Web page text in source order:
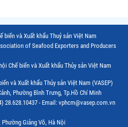
biến và Xuất khẩu Thuỷ sản Việt Nam
of Seafood Exporters and Producers
Chế biến và Xuất khẩu Thủy sản Việt Nam
và Xuất khẩu Thủy sản Việt Nam (VASEP)
Phường Bình Trưng, Tp.Hồ Chí Minh
28.628.10437 - Email: vphcm@vasep.com.vn
Giảng Võ, Hà Nội